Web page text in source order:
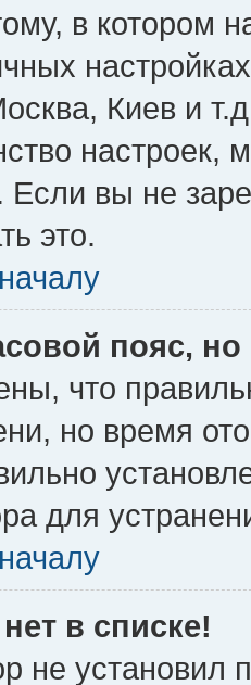
в котором
Киев и
настроек,
Если вы не
это.
пояс,
что
но время
для
в списке!
не установил